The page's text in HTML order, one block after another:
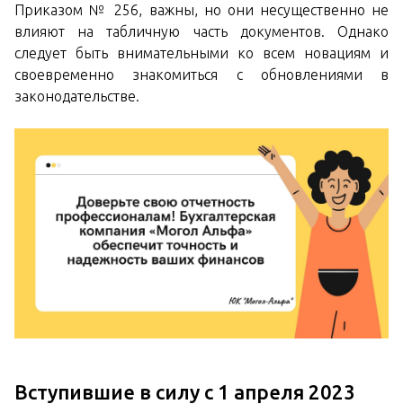
Приказом № 256, важны, но они несущественно не
влияют на табличную часть документов. Однако
следует быть внимательными ко всем новациям и
своевременно знакомиться с обновлениями в
законодательстве.
Вступившие в силу с 1 апреля 2023